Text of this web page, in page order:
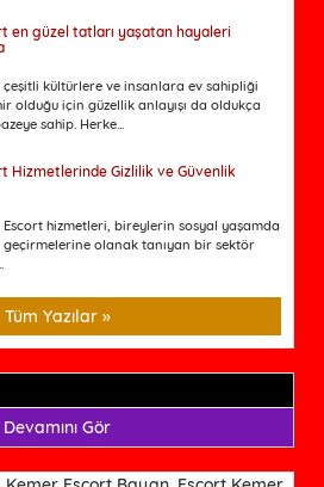
en güzel tatları yaşatan hayaleri
çeşitli kültürlere ve insanlara ev sahipliği
olduğu için güzellik anlayışı da oldukça
sahip. Herke...
Hizmetlerinde Gizlilik ve Güvenlik
Escort hizmetleri, bireylerin sosyal yaşamda
geçirmelerine olanak tanıyan bir sektör
Tüm Yazılar »
Devamını Gör